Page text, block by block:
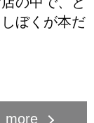
ぼくが本だ